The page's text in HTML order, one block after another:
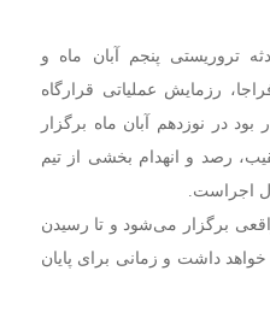
تروریستی پنجم آبان ماه و
رزمایش عملیاتی قرارگاه
در نوزدهم آبان ماه برگزار
رصد و انهدام بخشی از تیم
اجراست.
برگزار می‌شود و تا رسیدن
داشت و زمانی برای پایان